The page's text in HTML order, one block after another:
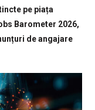
pe piața
Barometer 2026,
de angajare